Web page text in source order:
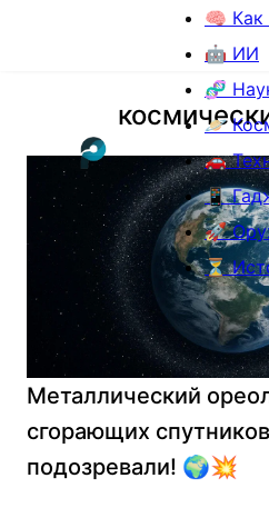
🧠 Как
🤖 ИИ
🧬
🪐
🚗
📱
🚀
⏳
Металлический
сгорающих
подозревали! 🌍💥